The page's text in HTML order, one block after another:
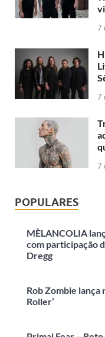
7
7
7
POPULARES
MÈLANCOLIA
com participação
Dregg
Rob Zombie lança
Roller’